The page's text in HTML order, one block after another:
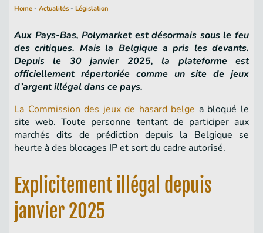
Home - Actualités - Législation
Aux Pays-Bas, Polymarket est désormais sous le feu
des critiques. Mais la Belgique a pris les devants.
Depuis le 30 janvier 2025, la plateforme est
officiellement répertoriée comme un site de jeux
d’argent illégal dans ce pays.
La Commission des jeux de hasard belge a bloqué le
site web. Toute personne tentant de participer aux
marchés dits de prédiction depuis la Belgique se
heurte à des blocages IP et sort du cadre autorisé.
Explicitement illégal depuis
janvier 2025